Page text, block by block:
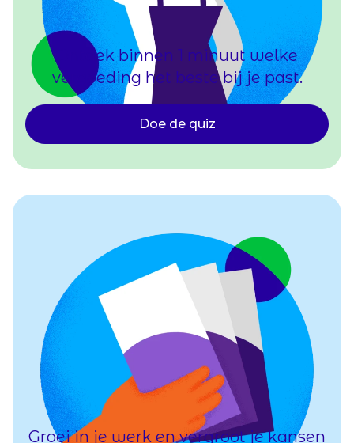
Ontdek binnen 1 minuut welke
vergoeding het beste bij je past.
Doe de quiz
Groei in je werk en vergroot je kansen